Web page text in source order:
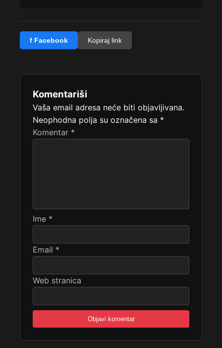
f Facebook Kopiraj link
Komentariši
Vaša email adresa neće biti objavljivana.
Neophodna polja su označena sa *
Komentar *
Ime *
Email *
Web stranica